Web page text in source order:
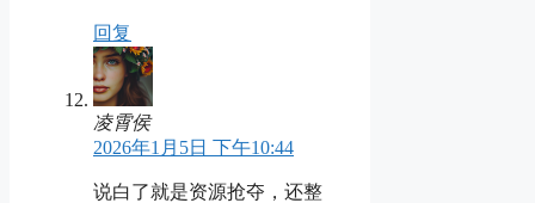
回复
凌霄侯
2026年1月5日 下午10:44
说白了就是资源抢夺，还整